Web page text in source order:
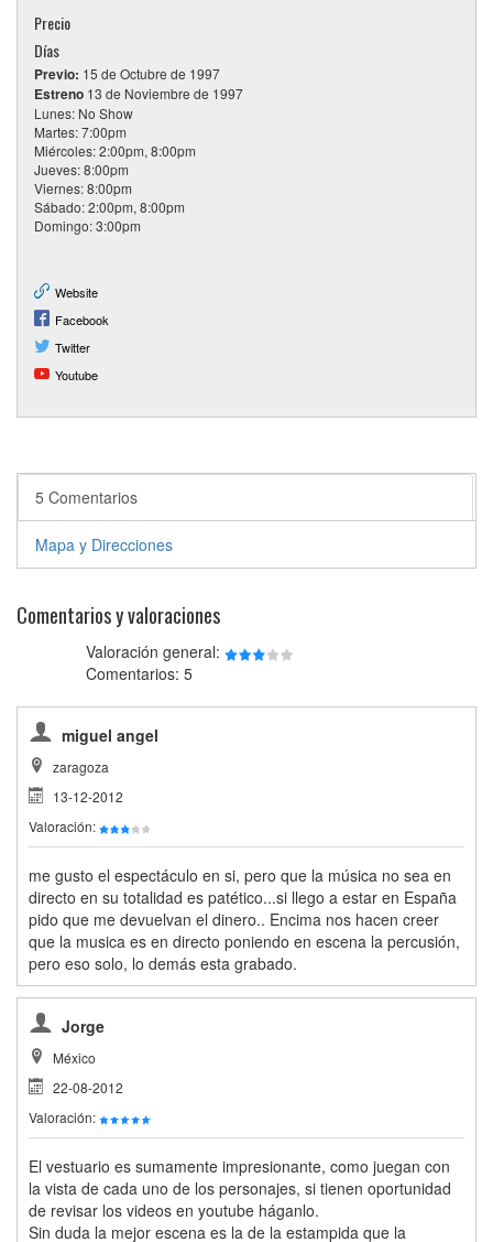
Precio
Días
Previo: 15 de Octubre de 1997
Estreno 13 de Noviembre de 1997
Lunes: No Show
Martes: 7:00pm
Miércoles: 2:00pm, 8:00pm
Jueves: 8:00pm
Viernes: 8:00pm
Sábado: 2:00pm, 8:00pm
Domingo: 3:00pm
Website
Facebook
Twitter
Youtube
5 Comentarios
Mapa y Direcciones
Comentarios y valoraciones
Valoración general:
Comentarios: 5
miguel angel
zaragoza
13-12-2012
Valoración:
me gusto el espectáculo en si, pero que la música no sea en
directo en su totalidad es patético...si llego a estar en España
pido que me devuelvan el dinero.. Encima nos hacen creer
que la musica es en directo poniendo en escena la percusión,
pero eso solo, lo demás esta grabado.
Jorge
México
22-08-2012
Valoración:
El vestuario es sumamente impresionante, como juegan con
la vista de cada uno de los personajes, si tienen oportunidad
de revisar los videos en youtube háganlo.
Sin duda la mejor escena es la de la estampida que la